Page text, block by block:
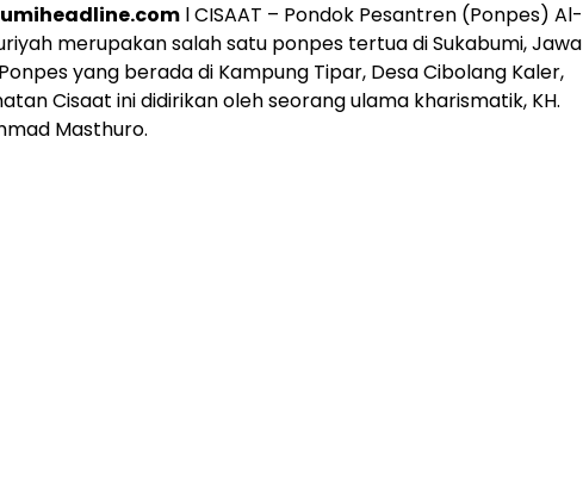
l CISAAT – Pondok Pesantren (Ponpes) Al-
merupakan salah satu ponpes tertua di Sukabumi, Jawa
yang berada di Kampung Tipar, Desa Cibolang Kaler,
Cisaat ini didirikan oleh seorang ulama kharismatik, KH.
Masthuro.